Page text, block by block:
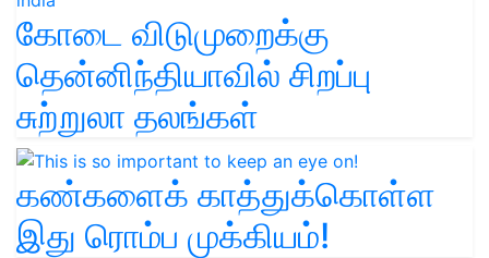
கோடை விடுமுறைக்கு
தென்னிந்தியாவில் சிறப்பு
சுற்றுலா தலங்கள்
கண்களைக் காத்துக்கொள்ள
இது ரொம்ப முக்கியம்!